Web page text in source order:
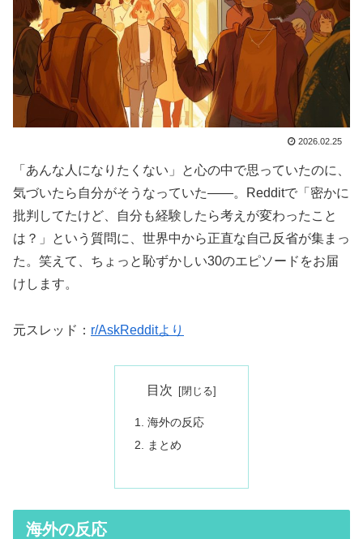
2026.02.25
「あんな人になりたくない」と心の中で思っていたのに、
気づいたら自分がそうなっていた——。Redditで「密かに
批判してたけど、自分も経験したら考えが変わったこと
は？」という質問に、世界中から正直な自己反省が集まっ
た。笑えて、ちょっと恥ずかしい30のエピソードをお届
けします。
元スレッド： r/AskRedditより
目次
海外の反応
まとめ
海外の反応